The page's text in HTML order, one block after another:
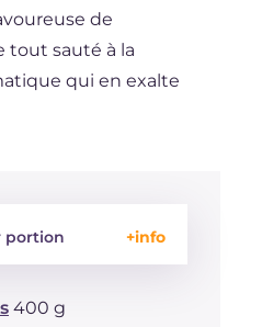
de
tout sauté à la
qui en exalte
portion
400 g